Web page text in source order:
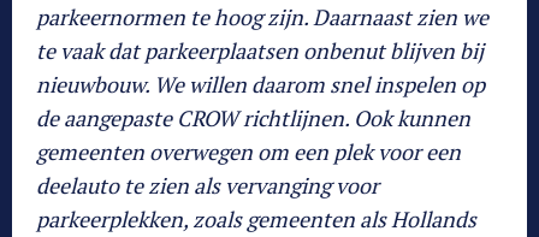
parkeernormen te hoog zijn. Daarnaast zien we
te vaak dat parkeerplaatsen onbenut blijven bij
nieuwbouw. We willen daarom snel inspelen op
de aangepaste CROW richtlijnen. Ook kunnen
gemeenten overwegen om een plek voor een
deelauto te zien als vervanging voor
parkeerplekken, zoals gemeenten als Hollands